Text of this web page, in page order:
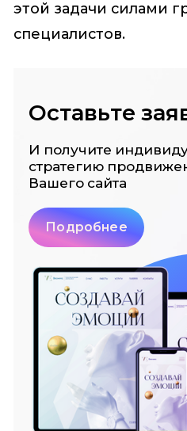
этой задачи силами
специалистов.
Оставьте
И получите
стратегию
Вашего сайта
Подробнее